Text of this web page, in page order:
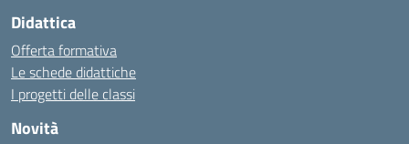
Didattica
Offerta formativa
Le schede didattiche
I progetti delle classi
Novità